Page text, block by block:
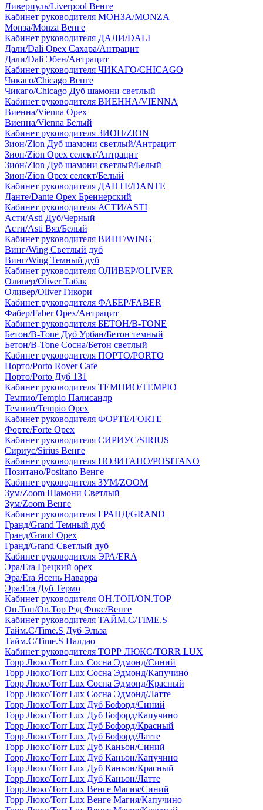
Ливерпуль/Liverpool Венге
Кабинет руководителя МОНЗА/MONZA
Монза/Monza Венге
Кабинет руководителя ДАЛИ/DALI
Дали/Dali Орех Cахара/Антрацит
Дали/Dali Эбен/Антрацит
Кабинет руководителя ЧИКАГО/CHICAGO
Чикаго/Chicago Венге
Чикаго/Chicago Дуб шамони светлый
Кабинет руководителя ВИЕННА/VIENNA
Виенна/Vienna Орех
Виенна/Vienna Белый
Кабинет руководителя ЗИОН/ZION
Зион/Zion Дуб шамони светлый/Антрацит
Зион/Zion Орех селект/Антрацит
Зион/Zion Дуб шамони светлый/Белый
Зион/Zion Орех селект/Белый
Кабинет руководителя ДАНТЕ/DANTE
Данте/Dante Орех Бреннерский
Кабинет руководителя АСТИ/ASTI
Асти/Asti Дуб/Черный
Асти/Asti Вяз/Белый
Кабинет руководителя ВИНГ/WING
Винг/Wing Светлый дуб
Винг/Wing Темный дуб
Кабинет руководителя ОЛИВЕР/OLIVER
Оливер/Oliver Табак
Оливер/Oliver Гикори
Кабинет руководителя ФАБЕР/FABER
Фабер/Faber Орех/Антрацит
Кабинет руководителя БЕТОН/B-TONE
Бетон/B-Tone Дуб Урбан/Бетон темный
Бетон/B-Tone Сосна/Бетон светлый
Кабинет руководителя ПОРТО/PORTO
Порто/Porto Rover Cafe
Порто/Porto Дуб 131
Кабинет руководителя ТЕМПИО/TEMPIO
Темпио/Tempio Палисандр
Темпио/Tempio Орех
Кабинет руководителя ФОРТЕ/FORTE
Форте/Forte Орех
Кабинет руководителя СИРИУС/SIRIUS
Сириус/Sirius Венге
Кабинет руководителя ПОЗИТАНО/POSITANO
Позитано/Positano Венге
Кабинет руководителя ЗУМ/ZOOM
Зум/Zoom Шамони Светлый
Зум/Zoom Венге
Кабинет руководителя ГРАНД/GRAND
Гранд/Grand Темный дуб
Гранд/Grand Орех
Гранд/Grand Светлый дуб
Кабинет руководителя ЭРА/ERA
Эра/Era Грецкий орех
Эра/Era Ясень Наварра
Эра/Era Дуб Термо
Кабинет руководителя ОН.ТОП/ON.TOP
Он.Топ/On.Top Рэд Фокс/Венге
Кабинет руководителя ТАЙМ.С/TIME.S
Тайм.С/Time.S Дуб Эльза
Тайм.С/Time.S Палдао
Кабинет руководителя ТОРР ЛЮКС/TORR LUX
Торр Люкс/Torr Lux Сосна Эдмонд/Синий
Торр Люкс/Torr Lux Сосна Эдмонд/Капучино
Торр Люкс/Torr Lux Сосна Эдмонд/Красный
Торр Люкс/Torr Lux Сосна Эдмонд/Латте
Торр Люкс/Torr Lux Дуб Бофорд/Синий
Торр Люкс/Torr Lux Дуб Бофорд/Капучино
Торр Люкс/Torr Lux Дуб Бофорд/Красный
Торр Люкс/Torr Lux Дуб Бофорд/Латте
Торр Люкс/Torr Lux Дуб Каньон/Синий
Торр Люкс/Torr Lux Дуб Каньон/Капучино
Торр Люкс/Torr Lux Дуб Каньон/Красный
Торр Люкс/Torr Lux Дуб Каньон/Латте
Торр Люкс/Torr Lux Венге Магия/Синий
Торр Люкс/Torr Lux Венге Магия/Капучино